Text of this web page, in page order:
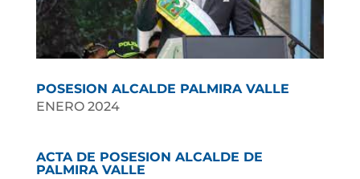
POSESION ALCALDE PALMIRA VALLE
ENERO 2024
ACTA DE POSESION ALCALDE DE
PALMIRA VALLE